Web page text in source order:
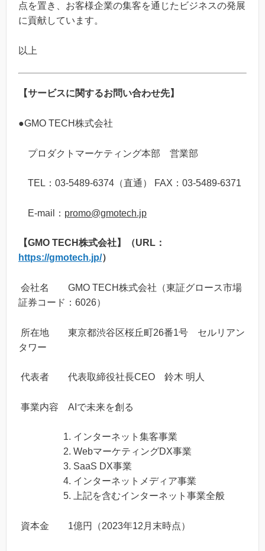
点を置き、お客様企業の集客を通じたビジネスの発展
に貢献しています。
以上
【サービスに関するお問い合わせ先】
●GMO TECH株式会社
プロダクトマーケティング本部 営業部
TEL：03-5489-6374（直通） FAX：03-5489-6371
E-mail： promo@gmotech.jp
【GMO TECH株式会社】（URL：
https://gmotech.jp/）
会社名 GMO TECH株式会社（東証グロース市場
証券コード：6026）
所在地 東京都渋谷区桜丘町26番1号 セルリアン
タワー
代表者 代表取締役社長CEO 鈴木 明人
事業内容 AIで未来を創る
1. インターネット集客事業
2. WebマーケティングDX事業
3. SaaS DX事業
4. インターネットメディア事業
5. 上記を含むインターネット事業全般
資本金 1億円（2023年12月末時点）